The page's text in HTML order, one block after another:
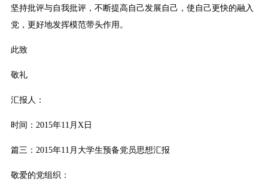
坚持批评与自我批评，不断提高自己发展自己，使自己更快的融入
党，更好地发挥模范带头作用。
此致
敬礼
汇报人：
时间：2015年11月X日
篇三：2015年11月大学生预备党员思想汇报
敬爱的党组织：